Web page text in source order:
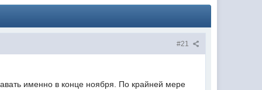
#21
именно в конце ноября. По крайней мере